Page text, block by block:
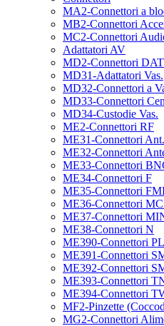
MA2-Connettori a
MB2-Connettori
MC2-Connettori
Adattatori AV
MD2-Connettori
MD31-Adattatori Vas.
MD32-Connettori a
MD33-Connettori
MD34-Custodie Vas.
ME2-Connettori RF
ME31-Connettori
ME32-Connettori
ME33-Connettori
ME34-Connettori F
ME35-Connettori
ME36-Connettori
ME37-Connettori
ME38-Connettori N
ME390-Connettori PL
ME391-Connettori
ME392-Connettori
ME393-Connettori
ME394-Connettori
MF2-Pinzette
MG2-Connettori